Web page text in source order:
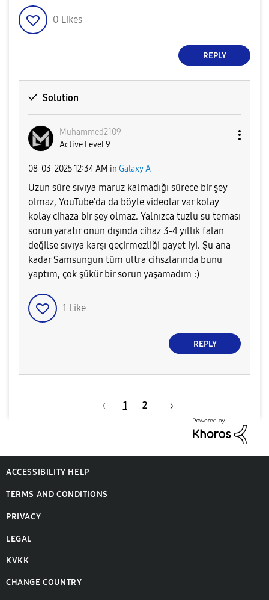
0 Likes
REPLY
Solution
Muhammed2109
Active Level 9
‎08-03-202512:34 AM in Galaxy A
Uzun süre sıvıya maruz kalmadığı sürece bir şey
olmaz, YouTube'da da böyle videolar var kolay
kolay cihaza bir şey olmaz. Yalnızca tuzlu su teması
sorun yaratır onun dışında cihaz 3-4 yıllık falan
değilse sıvıya karşı geçirmezliği gayet iyi. Şu ana
kadar Samsungun tüm ultra cihszlarında bunu
yaptım, çok şükür bir sorun yaşamadım :)
1 Like
REPLY
1 2
ACCESSIBILITY HELP
TERMS AND CONDITIONS
PRIVACY
LEGAL
KVKK
CHANGE COUNTRY